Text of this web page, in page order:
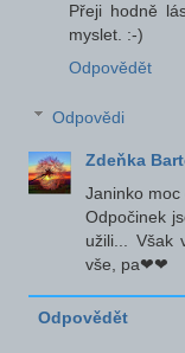
Přeji hodně
myslet. :-)
Odpovědět
Odpovědi
Zdeňka
Janinko
Odpočinek
užili... Však
vše, pa❤❤
Odpovědět